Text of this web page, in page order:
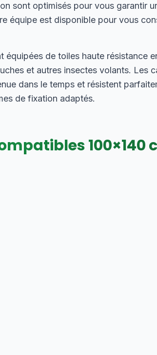
sont optimisés pour vous garantir
équipe est disponible pour vous
équipées de toiles haute résistance
et autres insectes volants. Les
dans le temps et résistent
de fixation adaptés.
100×140